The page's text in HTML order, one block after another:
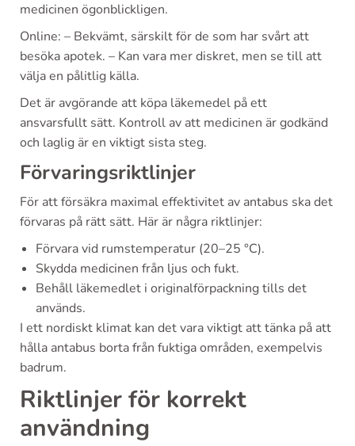
medicinen ögonblickligen.
Online: – Bekvämt, särskilt för de som har svårt att
besöka apotek. – Kan vara mer diskret, men se till att
välja en pålitlig källa.
Det är avgörande att köpa läkemedel på ett
ansvarsfullt sätt. Kontroll av att medicinen är godkänd
och laglig är en viktigt sista steg.
Förvaringsriktlinjer
För att försäkra maximal effektivitet av antabus ska det
förvaras på rätt sätt. Här är några riktlinjer:
Förvara vid rumstemperatur (20–25 °C).
Skydda medicinen från ljus och fukt.
Behåll läkemedlet i originalförpackning tills det
används.
I ett nordiskt klimat kan det vara viktigt att tänka på att
hålla antabus borta från fuktiga områden, exempelvis
badrum.
Riktlinjer för korrekt
användning